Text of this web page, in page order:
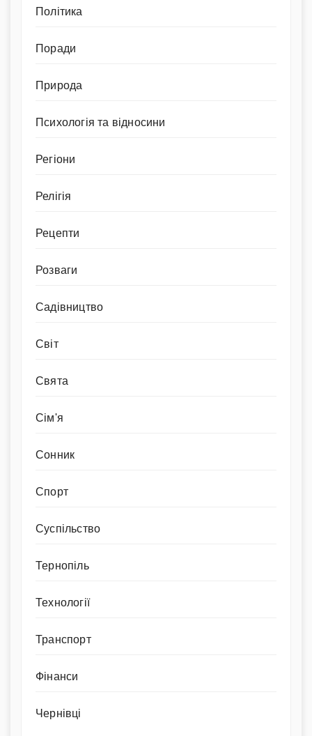
Політика
Поради
Природа
Психологія та відносини
Регіони
Релігія
Рецепти
Розваги
Садівництво
Світ
Свята
Сім'я
Сонник
Спорт
Суспільство
Тернопіль
Технології
Транспорт
Фінанси
Чернівці